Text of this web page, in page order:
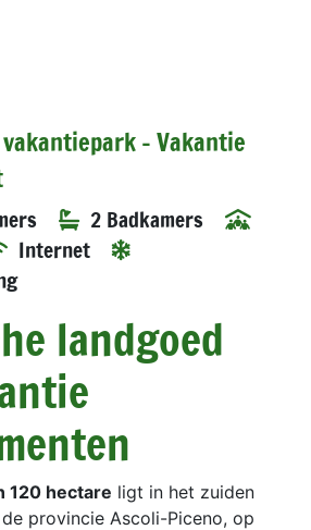
- Vakantie
2 Badkamers
Internet
landgoed
120 hectare ligt in het zuiden
provincie Ascoli-Piceno, op